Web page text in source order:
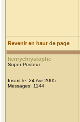
Revenir en haut de page
henrychrystophe
Super Posteur
Inscrit le: 24 Avr 2005
Messages: 1144